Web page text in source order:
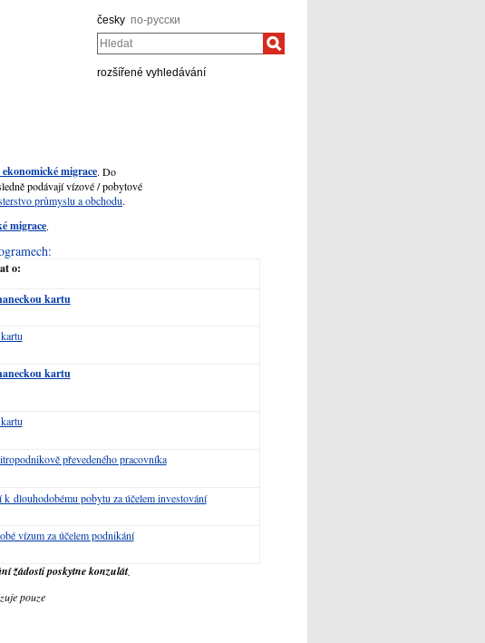
česky по-русски
Hledat
rozšířené vyhledávání
migrace. Do
podávají vízové / pobytové
průmyslu a obchodu.
migrace.
o:
kartu
kartu
převedeného pracovníka
k dlouhodobému pobytu za účelem investování
vízum za účelem podnikání
žádosti poskytne konzulát.
pouze